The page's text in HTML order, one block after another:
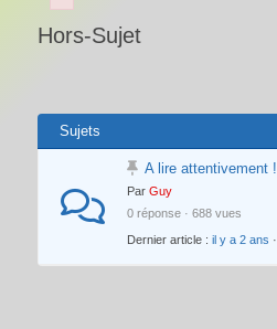
ici :
Hors-Sujet
Sujets
A lire attentivement !
Par Guy
0 réponse · 688 vues
Dernier article : il y a 2 ans ·
Failed to initialize plugin: wplink